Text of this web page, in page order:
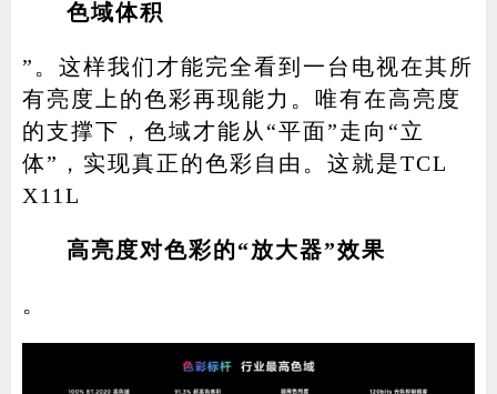
色域体积
”。这样我们才能完全看到一台电视在其所
有亮度上的色彩再现能力。唯有在高亮度
的支撑下，色域才能从“平面”走向“立
体”，实现真正的色彩自由。这就是TCL
X11L
高亮度对色彩的“放大器”效果
。